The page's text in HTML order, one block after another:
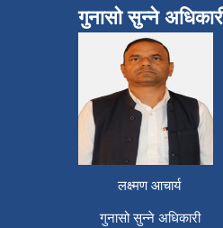
गुनासो सुन्ने
लक्ष्मण आचार्य
गुनासो सुन्ने अधिकारी